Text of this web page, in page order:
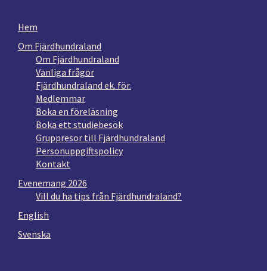
Hem
Om Fjärdhundraland
Om Fjärdhundraland
Vanliga frågor
Fjärdhundraland ek. för.
Medlemmar
Boka en föreläsning
Boka ett studiebesök
Gruppresor till Fjärdhundraland
Personuppgiftspolicy
Kontakt
Evenemang 2026
Vill du ha tips från Fjärdhundraland?
English
Svenska